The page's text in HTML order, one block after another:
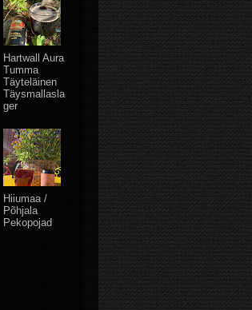
Hartwall Aura
Tumma
Täyteläinen
Täysmallasla
ger
Hiiumaa /
Põhjala
Pekopojad